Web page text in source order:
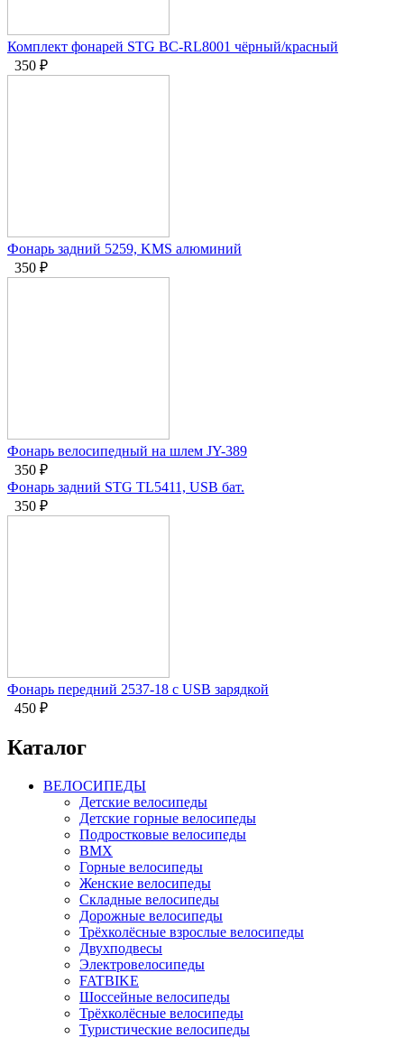
Комплект фонарей STG BC-RL8001 чёрный/красный
350 ₽
Фонарь задний 5259, KMS алюминий
350 ₽
Фонарь велосипедный на шлем JY-389
350 ₽
Фонарь задний STG TL5411, USB бат.
350 ₽
Фонарь передний 2537-18 с USB зарядкой
450 ₽
Каталог
ВЕЛОСИПЕДЫ
Детские велосипеды
Детские горные велосипеды
Подростковые велосипеды
BMX
Горные велосипеды
Женские велосипеды
Складные велосипеды
Дорожные велосипеды
Трёхколёсные взрослые велосипеды
Двухподвесы
Электровелосипеды
FATBIKE
Шоссейные велосипеды
Трёхколёсные велосипеды
Туристические велосипеды